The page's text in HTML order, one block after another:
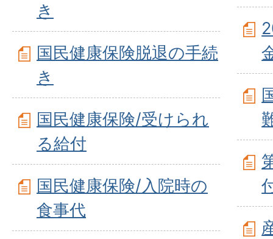
き
国民健康保険脱退の手続
き
国民健康保険/受けられ
る給付
国民健康保険/入院時の
食事代